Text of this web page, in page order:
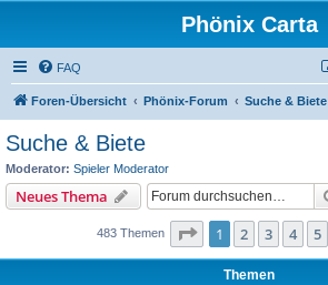
Phönix Carta
FAQ
Foren-Übersicht Phönix-Forum Suche & Biete
Suche & Biete
Moderator: Spieler Moderator
Neues Thema
483 Themen Seite 1von 10
1 2 3 4 5
Themen